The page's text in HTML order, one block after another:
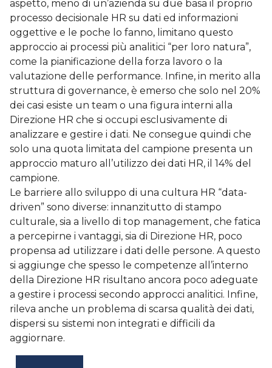
aspetto, meno di un’azienda su due basa il proprio
processo decisionale HR su dati ed informazioni
oggettive e le poche lo fanno, limitano questo
approccio ai processi più analitici “per loro natura”,
come la pianificazione della forza lavoro o la
valutazione delle performance. Infine, in merito alla
struttura di governance, è emerso che solo nel 20%
dei casi esiste un team o una figura interni alla
Direzione HR che si occupi esclusivamente di
analizzare e gestire i dati. Ne consegue quindi che
solo una quota limitata del campione presenta un
approccio maturo all’utilizzo dei dati HR, il 14% del
campione.
Le barriere allo sviluppo di una cultura HR “data-
driven” sono diverse: innanzitutto di stampo
culturale, sia a livello di top management, che fatica
a percepirne i vantaggi, sia di Direzione HR, poco
propensa ad utilizzare i dati delle persone. A questo
si aggiunge che spesso le competenze all’interno
della Direzione HR risultano ancora poco adeguate
a gestire i processi secondo approcci analitici. Infine,
rileva anche un problema di scarsa qualità dei dati,
dispersi su sistemi non integrati e difficili da
aggiornare.